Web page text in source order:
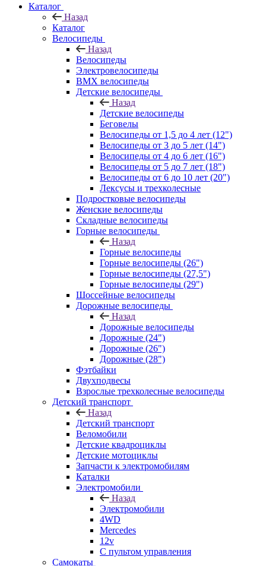
Каталог
Назад
Каталог
Велосипеды
Назад
Велосипеды
Электровелосипеды
BMX велосипеды
Детские велосипеды
Назад
Детские велосипеды
Беговелы
Велосипеды от 1,5 до 4 лет (12")
Велосипеды от 3 до 5 лет (14")
Велосипеды от 4 до 6 лет (16")
Велосипеды от 5 до 7 лет (18")
Велосипеды от 6 до 10 лет (20")
Лексусы и трехколесные
Подростковые велосипеды
Женские велосипеды
Складные велосипеды
Горные велосипеды
Назад
Горные велосипеды
Горные велосипеды (26")
Горные велосипеды (27,5")
Горные велосипеды (29")
Шоссейные велосипеды
Дорожные велосипеды
Назад
Дорожные велосипеды
Дорожные (24")
Дорожные (26")
Дорожные (28")
Фэтбайки
Двухподвесы
Взрослые трехколесные велосипеды
Детский транспорт
Назад
Детский транспорт
Веломобили
Детские квадроциклы
Детские мотоциклы
Запчасти к электромобилям
Каталки
Электромобили
Назад
Электромобили
4WD
Mercedes
12v
С пультом управления
Самокаты